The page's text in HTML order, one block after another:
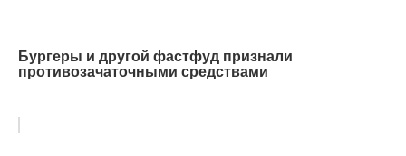
Бургеры и другой фастфуд признали
противозачаточными средствами